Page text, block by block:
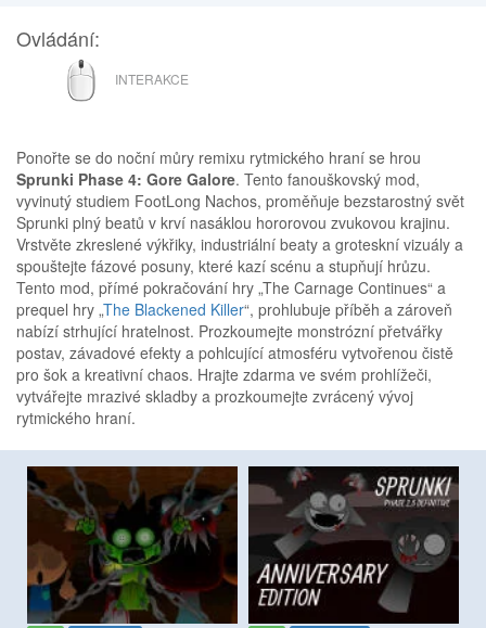
Ovládání:
MYŠ
INTERAKCE
Ponořte se do noční můry remixu rytmického hraní se hrou
Sprunki Phase 4: Gore Galore. Tento fanouškovský mod,
vyvinutý studiem FootLong Nachos, proměňuje bezstarostný svět
Sprunki plný beatů v krví nasáklou hororovou zvukovou krajinu.
Vrstvěte zkreslené výkřiky, industriální beaty a groteskní vizuály a
spouštejte fázové posuny, které kazí scénu a stupňují hrůzu.
Tento mod, přímé pokračování hry „The Carnage Continues“ a
prequel hry „The Blackened Killer“, prohlubuje příběh a zároveň
nabízí strhující hratelnost. Prozkoumejte monstrózní přetvářky
postav, závadové efekty a pohlcující atmosféru vytvořenou čistě
pro šok a kreativní chaos. Hrajte zdarma ve svém prohlížeči,
vytvářejte mrazivé skladby a prozkoumejte zvrácený vývoj
rytmického hraní.